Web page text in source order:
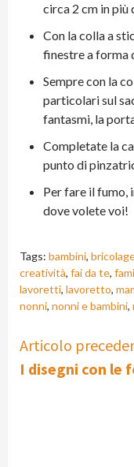
circa 2 cm in più
Con la colla a
finestre a forma
Sempre con la
particolari sul
fantasmi, la
Completate la
punto di
Per fare il fumo,
dove volete voi!
Tags: bambini,
creatività, fai da te,
lavoretti, lavoretto,
nonni, nonni e bambini,
Continue
Reading
Articolo
I disegni con le